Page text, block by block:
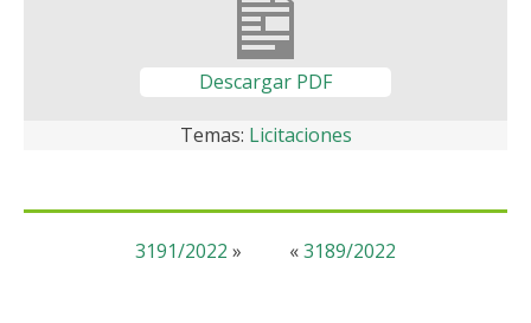
Descargar PDF
Temas: Licitaciones
«3189/2022
3191/2022 »